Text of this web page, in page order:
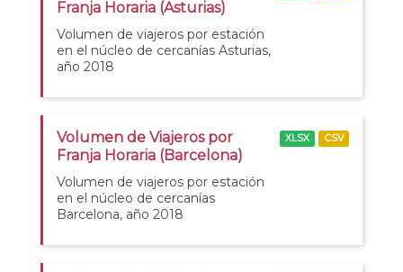
Franja Horaria (Asturias)
Volumen de viajeros por estación
en el núcleo de cercanías Asturias,
año 2018
Volumen de Viajeros por
Franja Horaria (Barcelona)
Volumen de viajeros por estación
en el núcleo de cercanías
Barcelona, año 2018
XLSX CSV